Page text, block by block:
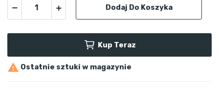
Dodaj Do Koszyka
Kup Teraz
 Ostatnie sztuki w magazynie